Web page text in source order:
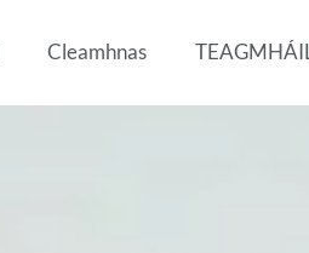
Cleamhnas